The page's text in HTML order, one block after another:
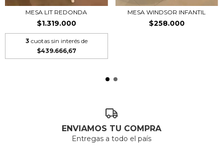
MESA LIT REDONDA
$1.319.000
3 cuotas sin interés de
$439.666,67
MESA WINDSOR INFANTIL
$258.000
ENVIAMOS TU COMPRA
Entregas a todo el país